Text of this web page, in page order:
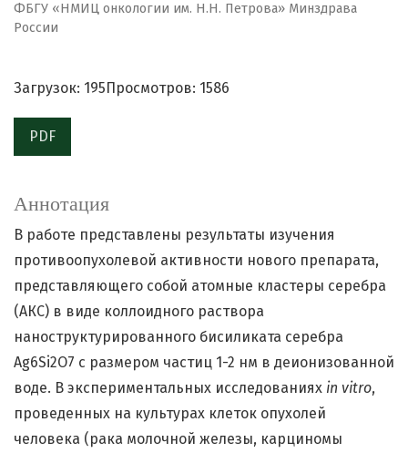
ФБГУ «НМИЦ онкологии им. Н.Н. Петрова» Минздрава
России
Загрузок: 195 Просмотров: 1586
PDF
Аннотация
В работе представлены результаты изучения
противоопухолевой активности нового препарата,
представляющего собой атомные кластеры серебра
(АКС) в виде коллоидного раствора
наноструктурированного бисиликата серебра
Ag6Si2O7 с размером частиц 1-2 нм в деионизованной
воде. В экспериментальных исследованиях in vitro,
проведенных на культурах клеток опухолей
человека (рака молочной железы, карциномы